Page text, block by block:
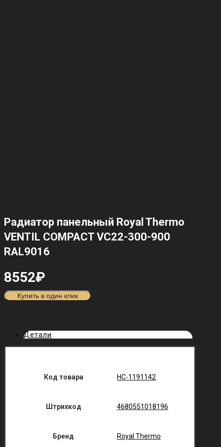
Радиатор панельный Royal Thermo
VENTIL COMPACT VC22-300-900
RAL9016
8552₽
Купить в один клик
Детали
Код товара НС-1191142
Штрихкод 4680551018196
Бренд Royal Thermo